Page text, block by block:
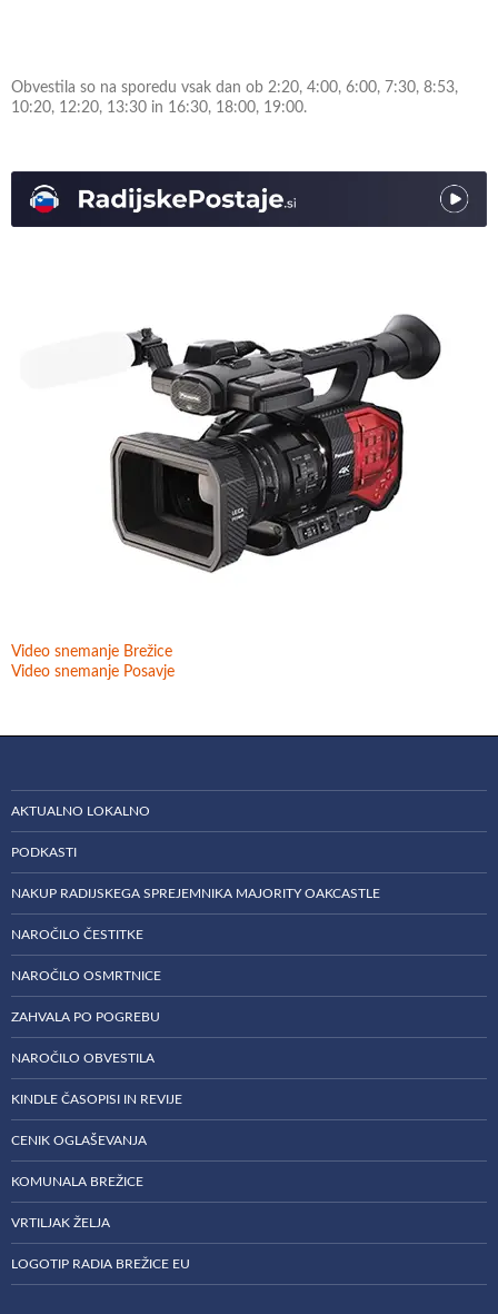
Obvestila so na sporedu vsak dan ob 2:20, 4:00, 6:00, 7:30, 8:53,
10:20, 12:20, 13:30 in 16:30, 18:00, 19:00.
Video snemanje Brežice
Video snemanje Posavje
AKTUALNO LOKALNO
PODKASTI
NAKUP RADIJSKEGA SPREJEMNIKA MAJORITY OAKCASTLE
NAROČILO ČESTITKE
NAROČILO OSMRTNICE
ZAHVALA PO POGREBU
NAROČILO OBVESTILA
KINDLE ČASOPISI IN REVIJE
CENIK OGLAŠEVANJA
KOMUNALA BREŽICE
VRTILJAK ŽELJA
LOGOTIP RADIA BREŽICE EU